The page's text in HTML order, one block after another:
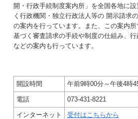
開・行政手続制度案内所」を全国各地に
く行政機関・独立行政法人等の 開示請求
の案内を行っています。また、この案内
基づく審査請求の手続や制度の仕組み、
などの案内も行っています。
開設時間 午前9時00分～午後4時
電話 073‐431‐8221
インターネット 受付はこちらから